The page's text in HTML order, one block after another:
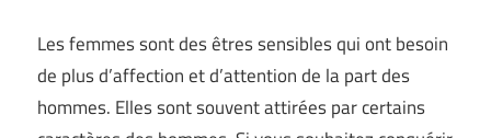
Les femmes sont des êtres sensibles qui ont besoin
de plus d’affection et d’attention de la part des
hommes. Elles sont souvent attirées par certains